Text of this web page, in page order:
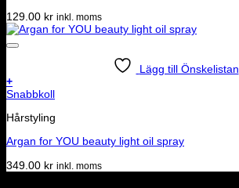
129.00 kr inkl. moms
Lägg till Önskelistan
+
Snabbkoll
Hårstyling
Argan for YOU beauty light oil spray
349.00 kr inkl. moms